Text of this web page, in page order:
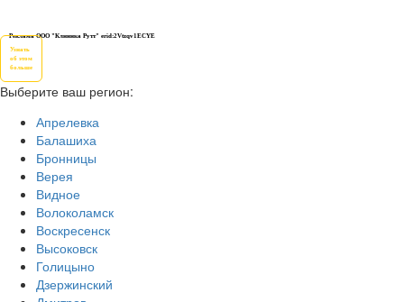
Реклама ООО "Клиника Рутт" erid:2Vtzqv1ECYE
Узнать
об этом
больше
Выберите ваш регион:
Апрелевка
Балашиха
Бронницы
Верея
Видное
Волоколамск
Воскресенск
Высоковск
Голицыно
Дзержинский